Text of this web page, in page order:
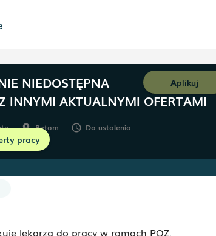
NIEDOSTĘPNA
INNYMI AKTUALNYMI OFERTAMI
pracy
Aplikuj
room Bytom schedule Do ustalenia
lekarza do pracy w ramach POZ.